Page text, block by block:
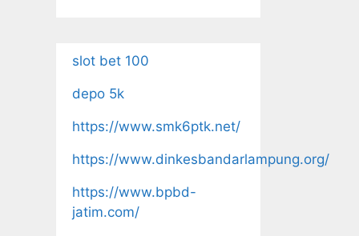
slot bet 100
depo 5k
https://www.smk6ptk.net/
https://www.dinkesbandarlampung.org/
https://www.bpbd-
jatim.com/